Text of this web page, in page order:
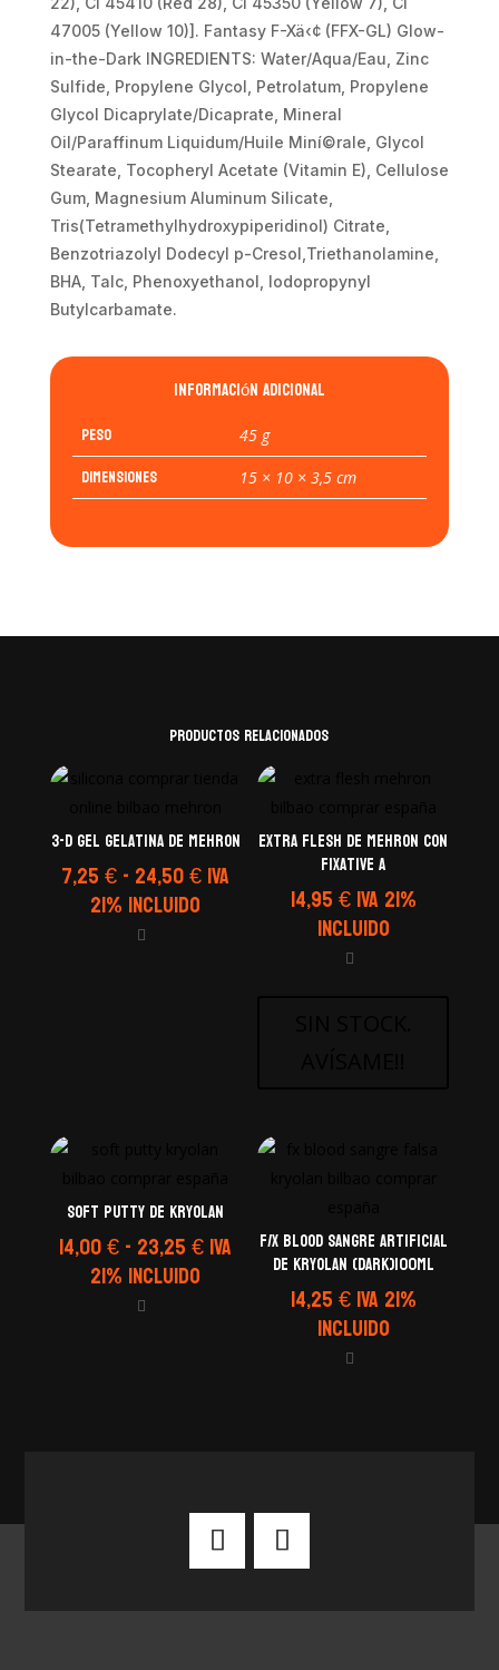
47005 (Yellow 10)]. Fantasy F-Xä‹¢ (FFX-GL) Glow-
in-the-Dark INGREDIENTS: Water/Aqua/Eau, Zinc
Sulfide, Propylene Glycol, Petrolatum, Propylene
Glycol Dicaprylate/Dicaprate, Mineral
Oil/Paraffinum Liquidum/Huile Miní©rale, Glycol
Stearate, Tocopheryl Acetate (Vitamin E), Cellulose
Gum, Magnesium Aluminum Silicate,
Tris(Tetramethylhydroxypiperidinol) Citrate,
Benzotriazolyl Dodecyl p-Cresol,Triethanolamine,
BHA, Talc, Phenoxyethanol, Iodopropynyl
Butylcarbamate.
Información adicional
Peso 45 g
Dimensiones 15 × 10 × 3,5 cm
Productos relacionados
3-D Gel Gelatina de Mehron
7,25€-24,50€Rango
IVA
21% Incluido
Extra Flesh de Mehron con
Fixative A
14,95€IVA 21%
Incluido
Soft Putty de Kryolan
14,00€-23,25€Rango
IVA
21% Incluido
F/X BLOOD SANGRE ARTIFICIAL
DE KRYOLAN (DARK)100ml
14,25€IVA 21%
Incluido